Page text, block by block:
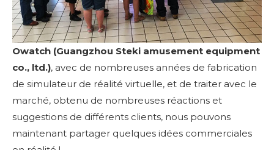
Owatch (Guangzhou Steki amusement equipment
co., ltd.), avec de nombreuses années de fabrication
de simulateur de réalité virtuelle, et de traiter avec le
marché, obtenu de nombreuses réactions et
suggestions de différents clients, nous pouvons
maintenant partager quelques idées commerciales